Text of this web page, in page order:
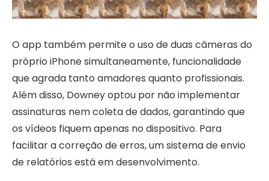
O app também permite o uso de duas câmeras do
próprio iPhone simultaneamente, funcionalidade
que agrada tanto amadores quanto profissionais.
Além disso, Downey optou por não implementar
assinaturas nem coleta de dados, garantindo que
os vídeos fiquem apenas no dispositivo. Para
facilitar a correção de erros, um sistema de envio
de relatórios está em desenvolvimento.